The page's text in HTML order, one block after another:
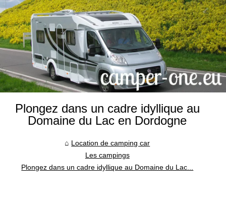
Plongez dans un cadre idyllique au
Domaine du Lac en Dordogne
Location de camping car
Les campings
Plongez dans un cadre idyllique au Domaine du Lac...